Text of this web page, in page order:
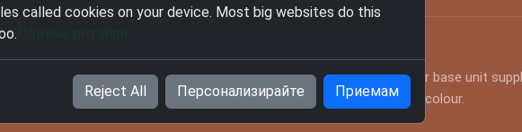
True Handleless highline corner base unit
Door in your chosen style and colour.
called cookies on your device. Most big websites do this
Reject All Персонализирайте Приемам